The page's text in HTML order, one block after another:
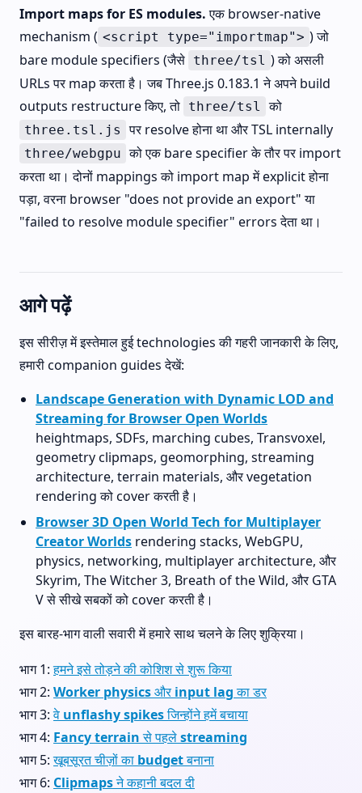
Import maps for ES modules.एक browser-native
mechanism ( <script type="importmap"> ) जो
bare module specifiers (जैसे three/tsl ) को असली
URLs पर map करता है। जब Three.js 0.183.1 ने अपने build
outputs restructure किए, तो three/tsl को
three.tsl.js पर resolve होना था और TSL internally
three/webgpu को एक bare specifier के तौर पर import
करता था। दोनों mappings को import map में explicit होना
पड़ा, वरना browser "does not provide an export" या
"failed to resolve module specifier" errors देता था।
आगे पढ़ें
इस सीरीज़ में इस्तेमाल हुई technologies की गहरी जानकारी के लिए,
हमारी companion guides देखें:
Landscape Generation with Dynamic LOD and
Streaming for Browser Open Worlds
heightmaps, SDFs, marching cubes, Transvoxel,
geometry clipmaps, geomorphing, streaming
architecture, terrain materials, और vegetation
rendering को cover करती है।
Browser 3D Open World Tech for Multiplayer
Creator Worlds rendering stacks, WebGPU,
physics, networking, multiplayer architecture, और
Skyrim, The Witcher 3, Breath of the Wild, और GTA
V से सीखे सबकों को cover करती है।
इस बारह-भाग वाली सवारी में हमारे साथ चलने के लिए शुक्रिया।
भाग 1:हमने इसे तोड़ने की कोशिश से शुरू किया
भाग 2: Worker physics और input lag का डर
भाग 3:वे unflashy spikes जिन्होंने हमें बचाया
भाग 4: Fancy terrain से पहले streaming
भाग 5:खूबसूरत चीज़ों का budget बनाना
भाग 6: Clipmaps ने कहानी बदल दी